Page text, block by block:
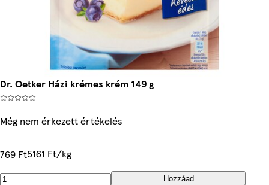
Dr. Oetker Házi krémes krém 149 g
Még nem érkezett értékelés
769 Ft5161 Ft/kg
Hozzáad